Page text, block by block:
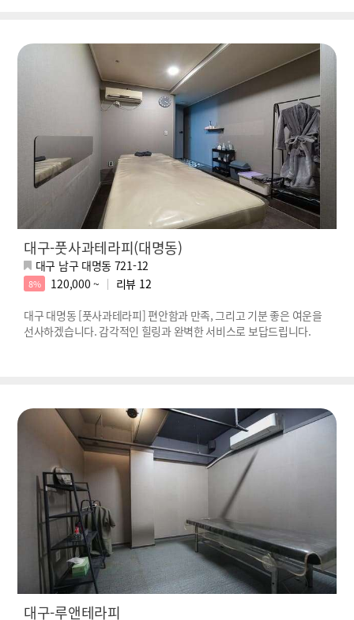
대구-풋사과테라피(대명동)
대구 남구 대명동 721-12
8% 120,000 ~ 리뷰 12
대구 대명동 [풋사과테라피] 편안함과 만족, 그리고 기분 좋은 여운을
선사하겠습니다. 감각적인 힐링과 완벽한 서비스로 보답드립니다.
대구-루앤테라피